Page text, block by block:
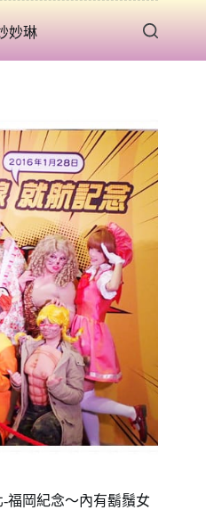
妙琳
福岡紀念～內有鬍鬚女